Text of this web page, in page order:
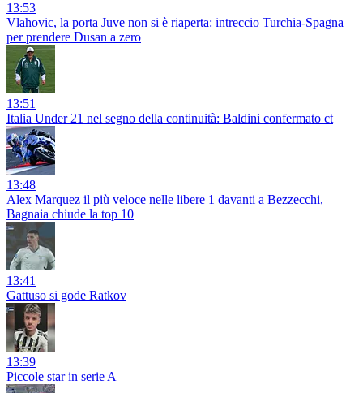
13:53
Vlahovic, la porta Juve non si è riaperta: intreccio Turchia-Spagna
per prendere Dusan a zero
13:51
Italia Under 21 nel segno della continuità: Baldini confermato ct
13:48
Alex Marquez il più veloce nelle libere 1 davanti a Bezzecchi,
Bagnaia chiude la top 10
13:41
Gattuso si gode Ratkov
13:39
Piccole star in serie A